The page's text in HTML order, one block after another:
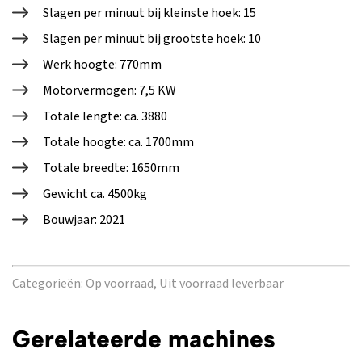
Slagen per minuut bij kleinste hoek: 15
Slagen per minuut bij grootste hoek: 10
Werk hoogte: 770mm
Motorvermogen: 7,5 KW
Totale lengte: ca. 3880
Totale hoogte: ca. 1700mm
Totale breedte: 1650mm
Gewicht ca. 4500kg
Bouwjaar: 2021
Categorieën:Op voorraad, Uit voorraad leverbaar
Gerelateerde machines